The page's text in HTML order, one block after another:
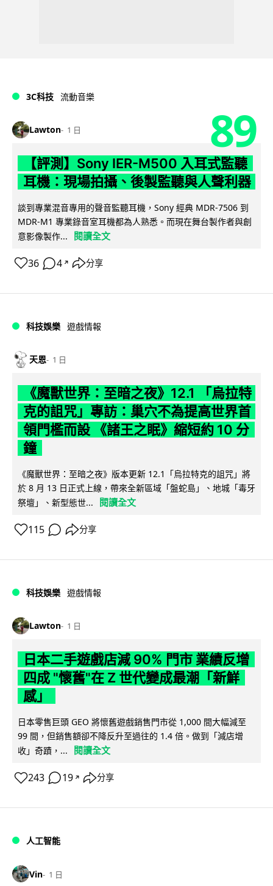
3C科技 流動音樂
Lawton 1 日 89
【評測】Sony IER-M500 入耳式監聽
耳機：現場拍攝、後製監聽與人聲利器
談到專業混音專用的聲音監聽耳機，Sony 經典 MDR-7506 到
MDR-M1 專業錄音室耳機都為人熟悉。而現在舞台製作者與創
意影像製作...
閱讀全文
36 4 ↗ 分享
科技娛樂 遊戲情報
天恩 1 日
《魔獸世界：至暗之夜》12.1 「烏拉特
克的詛咒」專訪：巢穴不為提高世界首
領門檻而設 《諸王之眠》縮短約 10 分
鐘
《魔獸世界：至暗之夜》版本更新 12.1「烏拉特克的詛咒」將
於 8 月 13 日正式上線，帶來全新區域「盤蛇島」、地城「毒牙
祭壇」、新型態世...
閱讀全文
115 分享
科技娛樂 遊戲情報
Lawton 1 日
日本二手遊戲店減 90% 門市 業績反增
四成 "懷舊"在 Z 世代變成最潮「新鮮
感」
日本零售巨頭 GEO 將懷舊遊戲銷售門市從 1,000 間大幅減至
99 間，但銷售額卻不降反升至過往的 1.4 倍。做到「減店增
收」奇蹟，...
閱讀全文
243 19 ↗ 分享
人工智能
Vin 1 日